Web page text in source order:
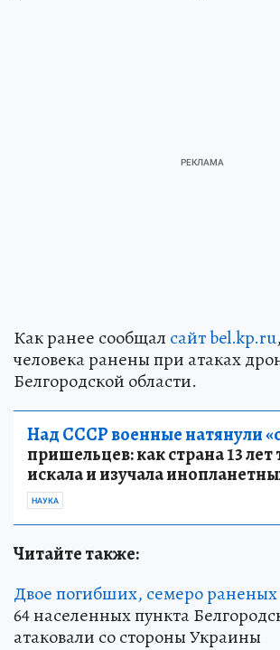
Как ранее сообщал сайт bel.kp.ru
человека ранены при атаках
Белгородской области.
Над СССР военные натянули
пришельцев: как страна 13 лет
искала и изучала
НАУКА
Читайте также:
Двое погибших, семеро раненых
64 населенных пункта
атаковали со стороны Украины